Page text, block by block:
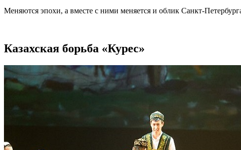
Меняются эпохи, а вместе с ними меняется и облик Санкт-
Казахская борьба «Курес»